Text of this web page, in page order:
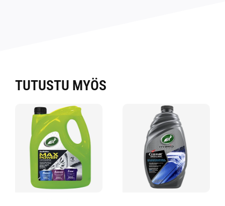
TUTUSTU MYÖS